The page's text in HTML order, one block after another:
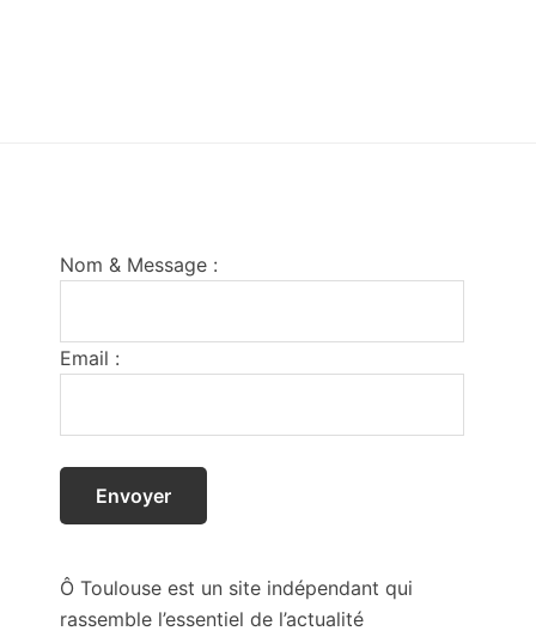
Nom & Message :
Email :
Ô Toulouse est un site indépendant qui
rassemble l’essentiel de l’actualité